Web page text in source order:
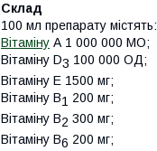
Склад
100 мл препарату містять:
Вітаміну А 1 000 000 МО;
Вітаміну D3 100 000 ОД;
Вітаміну Е 1500 мг;
Вітаміну В1 200 мг;
Вітаміну В2 300 мг;
Вітаміну В6 200 мг;